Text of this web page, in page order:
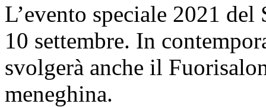
L’evento speciale 2021
10 settembre. In
svolgerà anche il
meneghina.